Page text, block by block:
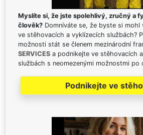
Myslíte si, že jste spolehlivý, zručný a
člověk? Domníváte se, že byste si mohl
ve stěhovacích a vyklízecích službách?
možnosti stát se členem mezinárodní
SERVICES a podnikejte ve stěhovacích
službách s neomezenými možnostmi po
Podnikejte ve